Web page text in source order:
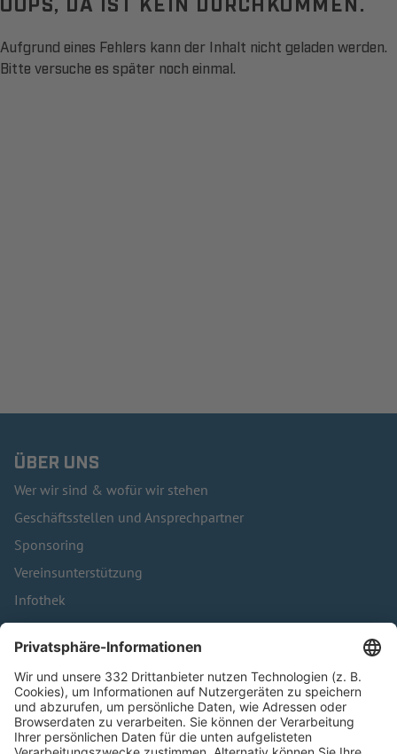
Aufgrund eines Fehlers kann der Inhalt nicht geladen werden.
Bitte versuche es später noch einmal.
ÜBER UNS
Wer wir sind & wofür wir stehen
Geschäftsstellen und Ansprechpartner
Sponsoring
Vereinsunterstützung
Infothek
Kontakt
HÄUFIG BESUCHTE SEITEN
Pässe und Vereinswechsel
Trainerausbildung